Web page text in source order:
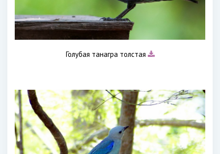
Голубая танагра толстая